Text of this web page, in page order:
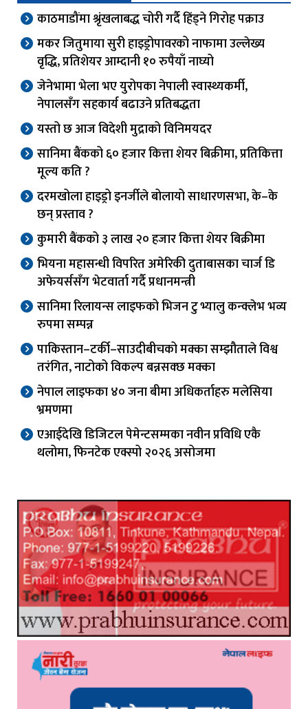
काठमाडौंमा श्रृंखलाबद्ध चोरी गर्दै हिंड्ने गिरोह पक्राउ
मकर जितुमाया सुरी हाइड्रोपावरको नाफामा उल्लेख्य
वृद्धि, प्रतिशेयर आम्दानी १० रुपैयाँ नाघ्यो
जेनेभामा भेला भए युरोपका नेपाली स्वास्थ्यकर्मी,
नेपालसँग सहकार्य बढाउने प्रतिबद्धता
यस्तो छ आज विदेशी मुद्राको विनिमयदर
सानिमा बैंकको ६० हजार कित्ता शेयर बिक्रीमा, प्रतिकित्ता
मूल्य कति ?
दरमखोला हाइड्रो इनर्जीले बोलायो साधारणसभा, के–के
छन् प्रस्ताव ?
कुमारी बैंकको ३ लाख २० हजार कित्ता शेयर बिक्रीमा
भियना महासन्धी विपरित अमेरिकी दुताबासका चार्ज डि
अफेयर्ससँग भेटवार्ता गर्दै प्रधानमन्त्री
सानिमा रिलायन्स लाइफको भिजन टु भ्यालु कन्क्लेभ भव्य
रुपमा सम्पन्न
पाकिस्तान–टर्की–साउदीबीचको मक्का सम्झौताले विश्व
तरंगित, नाटोको विकल्प बन्नसक्छ मक्का
नेपाल लाइफका ४० जना बीमा अधिकर्ताहरु मलेसिया
भ्रमणमा
एआईदेखि डिजिटल पेमेन्टसम्मका नवीन प्रविधि एकै
थलोमा, फिनटेक एक्स्पो २०२६ असोजमा